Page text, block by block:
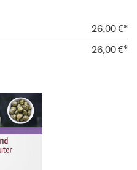
26,00 €*
26,00 €*